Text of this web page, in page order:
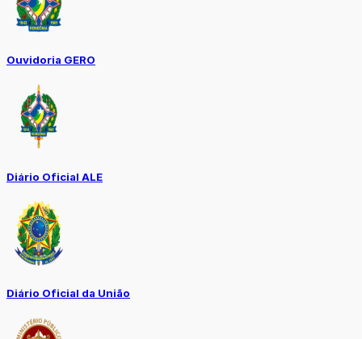
Ouvidoria GERO
Diário Oficial ALE
Diário Oficial da União